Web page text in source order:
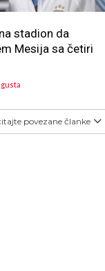
stadion da
Mesija sa četiri
povezane članke